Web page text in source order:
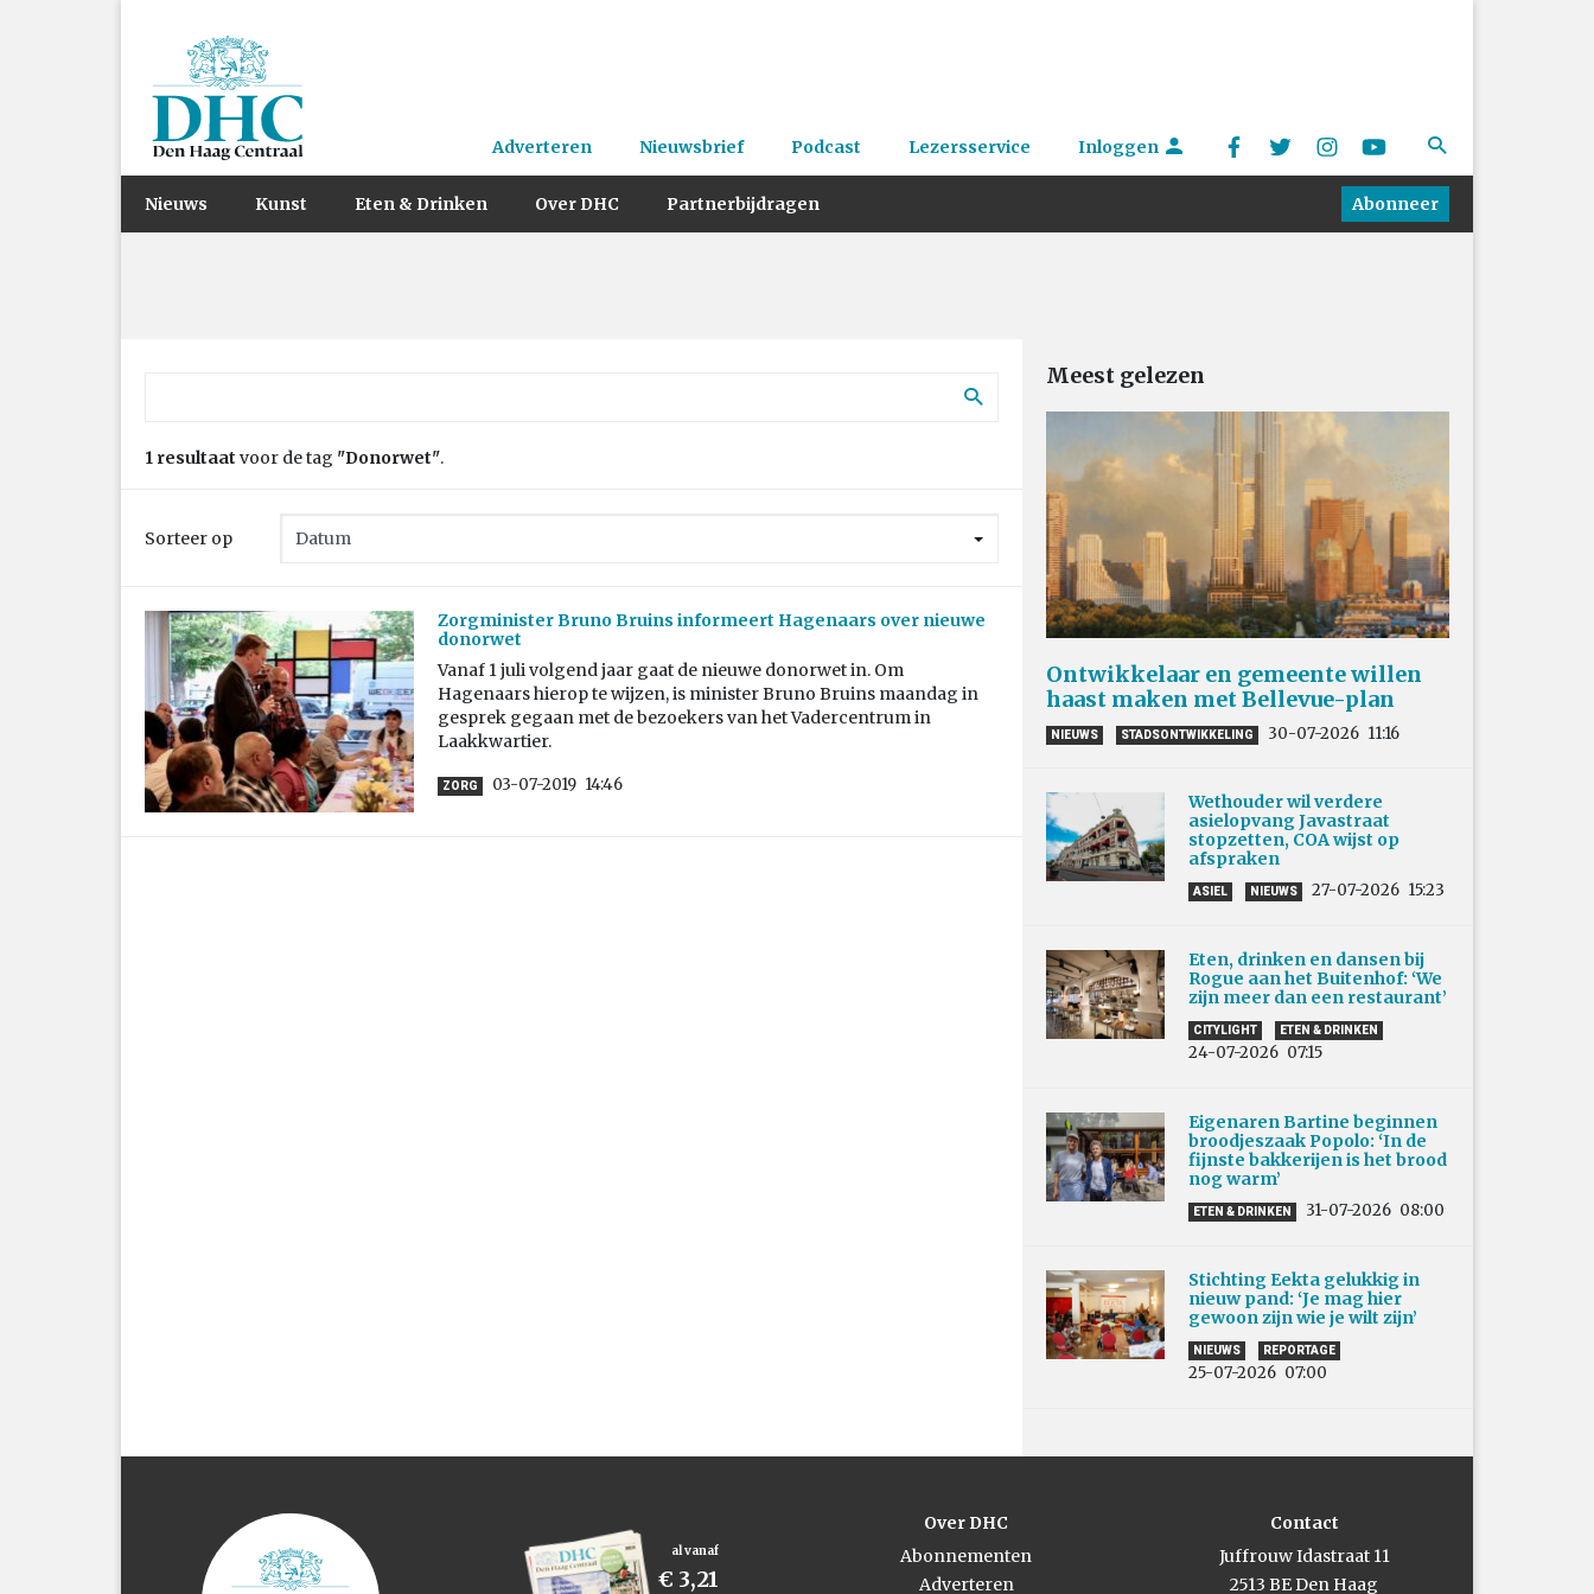
Adverteren Nieuwsbrief Podcast Lezersservice Inloggen
Nieuws Kunst Eten & Drinken Over DHC Partnerbijdragen Abonneer
1 resultaat voor de tag "Donorwet".
Sorteer op
Zorgminister Bruno Bruins informeert Hagenaars over nieuwe
donorwet
Vanaf 1 juli volgend jaar gaat de nieuwe donorwet in. Om
Hagenaars hierop te wijzen, is minister Bruno Bruins maandag in
gesprek gegaan met de bezoekers van het Vadercentrum in
Laakkwartier.
ZORG 03-07-2019 14:46
Meest gelezen
Ontwikkelaar en gemeente willen
haast maken met Bellevue-plan
NIEUWS STADSONTWIKKELING 30-07-2026 11:16
Wethouder wil verdere
asielopvang Javastraat
stopzetten, COA wijst op
afspraken
ASIEL NIEUWS 27-07-2026 15:23
Eten, drinken en dansen bij
Rogue aan het Buitenhof: ‘We
zijn meer dan een restaurant’
CITYLIGHT ETEN & DRINKEN
24-07-2026 07:15
Eigenaren Bartine beginnen
broodjeszaak Popolo: ‘In de
fijnste bakkerijen is het brood
nog warm’
ETEN & DRINKEN 31-07-2026 08:00
Stichting Eekta gelukkig in
nieuw pand: ‘Je mag hier
gewoon zijn wie je wilt zijn’
NIEUWS REPORTAGE
25-07-2026 07:00
al vanaf
€ 3,21
Over DHC
Abonnementen
Adverteren
Contact
Juffrouw Idastraat 11
2513 BE Den Haag